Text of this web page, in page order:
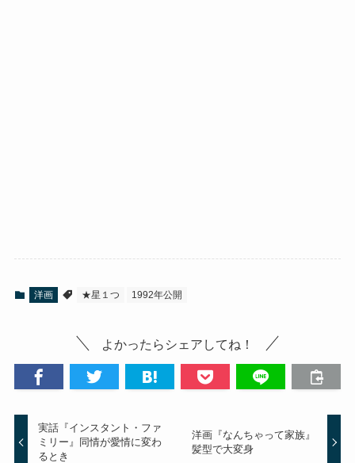
洋画 ★星１つ 1992年公開
よかったらシェアしてね！
実話『インスタント・ファ
ミリー』同情が愛情に変わ
るとき
洋画『なんちゃって家族』
髪型で大変身